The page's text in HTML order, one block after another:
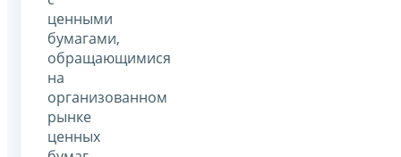
ценными
бумагами,
обращающимися
на
организованном
рынке
ценных